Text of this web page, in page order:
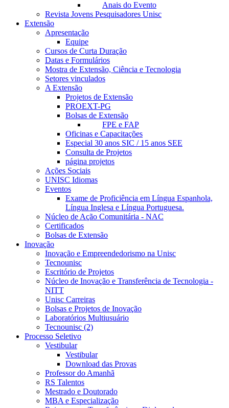
Anais do Evento
Revista Jovens Pesquisadores Unisc
Extensão
Apresentação
Equipe
Cursos de Curta Duração
Datas e Formulários
Mostra de Extensão, Ciência e Tecnologia
Setores vinculados
A Extensão
Projetos de Extensão
PROEXT-PG
Bolsas de Extensão
FPE e FAP
Oficinas e Capacitações
Especial 30 anos SIC / 15 anos SEE
Consulta de Projetos
página projetos
Ações Sociais
UNISC Idiomas
Eventos
Exame de Proficiência em Língua Espanhola,
Língua Inglesa e Língua Portuguesa.
Núcleo de Ação Comunitária - NAC
Certificados
Bolsas de Extensão
Inovação
Inovação e Empreendedorismo na Unisc
Tecnounisc
Escritório de Projetos
Núcleo de Inovação e Transferência de Tecnologia -
NITT
Unisc Carreiras
Bolsas e Projetos de Inovação
Laboratórios Multiusuário
Tecnounisc (2)
Processo Seletivo
Vestibular
Vestibular
Download das Provas
Professor do Amanhã
RS Talentos
Mestrado e Doutorado
MBA e Especialização